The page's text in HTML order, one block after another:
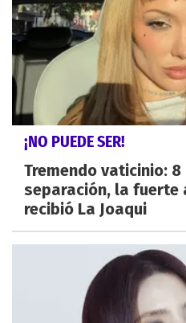
¡NO PUEDE SER!
Tremendo vaticinio:
separación, la fuerte
recibió La Joaqui